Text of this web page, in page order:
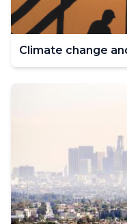
Climate change